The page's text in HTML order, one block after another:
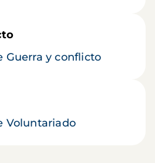
Guerra y conflicto
Voluntariado